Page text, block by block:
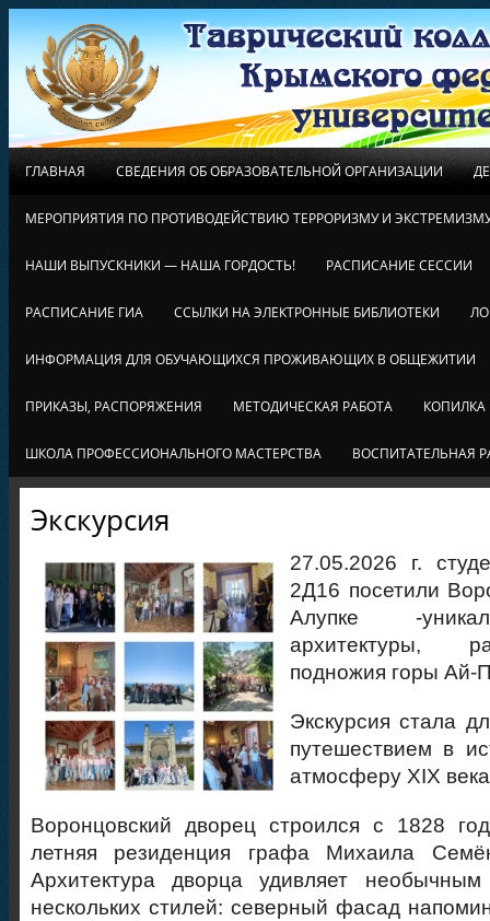
ГЛАВНАЯ СВЕДЕНИЯ ОБ ОБРАЗОВАТЕЛЬНОЙ ОРГАНИЗАЦИИ
МЕРОПРИЯТИЯ ПО ПРОТИВОДЕЙСТВИЮ ТЕРРОРИЗМУ И
НАШИ ВЫПУСКНИКИ — НАША ГОРДОСТЬ! РАСПИСАНИЕ СЕССИИ
РАСПИСАНИЕ ГИА ССЫЛКИ НА ЭЛЕКТРОННЫЕ БИБЛИОТЕКИ
ИНФОРМАЦИЯ ДЛЯ ОБУЧАЮЩИХСЯ ПРОЖИВАЮЩИХ В ОБЩЕЖИТИИ
ПРИКАЗЫ, РАСПОРЯЖЕНИЯ МЕТОДИЧЕСКАЯ РАБОТА КОПИЛКА
ШКОЛА ПРОФЕССИОНАЛЬНОГО МАСТЕРСТВА ВОСПИТАТЕЛЬНАЯ
Экскурсия
27.05.2026 г.
2Д16 посетили
Алупке -
архитектуры,
подножия горы Ай-
Экскурсия стала
путешествием в
атмосферу XIX
Воронцовский дворец строился с 1828
летняя резиденция графа Михаила
Архитектура дворца удивляет
нескольких стилей: северный фасад